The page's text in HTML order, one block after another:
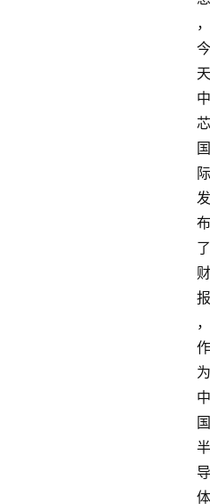
，
今
天
中
芯
国
际
发
布
了
财
报
，
作
为
中
国
半
导
体